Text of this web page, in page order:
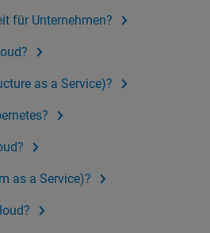
für Unternehmen?
as a Service)?
as a Service)?